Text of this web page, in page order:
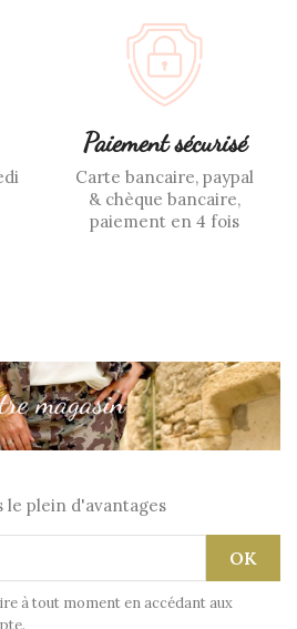
Paiement sécurisé
Carte bancaire, paypal
& chèque bancaire,
paiement en 4 fois
plein d'avantages
à tout moment en accédant aux